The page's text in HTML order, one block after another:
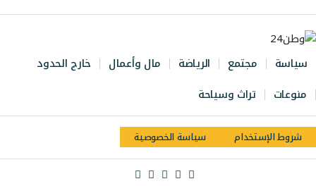
سياسة مجتمع الرياضة مال وأعمال
خارج الحدود
منوعات
تراث وسياحة
شروط الإستخدام سياسة الخصوصية